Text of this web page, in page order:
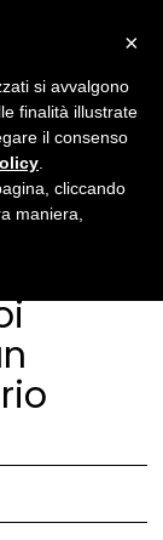
×
si avvalgono
finalità illustrate
il consenso
cliccando
maniera,